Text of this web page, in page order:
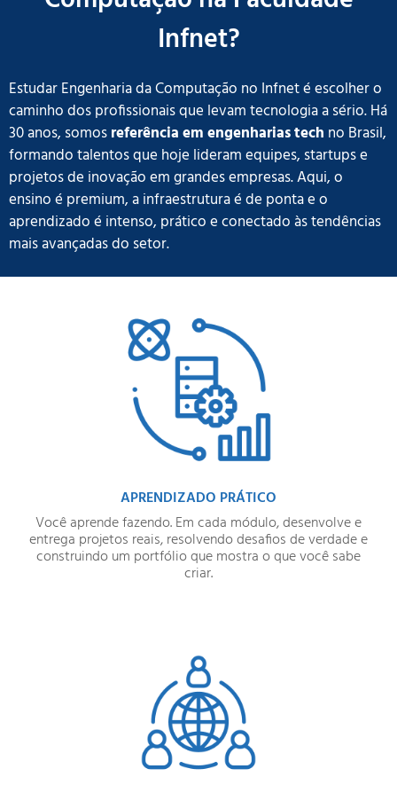
Infnet?
Estudar Engenharia da Computação no Infnet é escolher o
caminho dos profissionais que levam tecnologia a sério. Há
30 anos, somosreferência em engenharias tech no Brasil,
formando talentos que hoje lideram equipes, startups e
projetos de inovação em grandes empresas. Aqui, o
ensino é premium, a infraestrutura é de ponta e o
aprendizado é intenso, prático e conectado às tendências
mais avançadas do setor.
APRENDIZADO PRÁTICO
Você aprende fazendo. Em cada módulo, desenvolve e
entrega projetos reais, resolvendo desafios de verdade e
construindo um portfólio que mostra o que você sabe
criar.